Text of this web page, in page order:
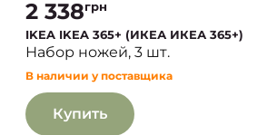
2 338грн
IKEA IKEA 365+ (ИКЕА ИКЕА 365+)
Набор ножей, 3 шт.
В наличии у поставщика
Купить